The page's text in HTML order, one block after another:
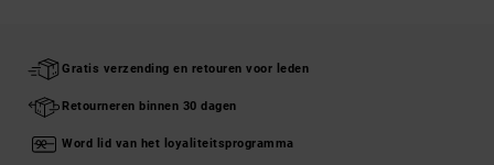
Gratis verzending en retouren voor leden
Retourneren binnen 30 dagen
Word lid van het loyaliteitsprogramma